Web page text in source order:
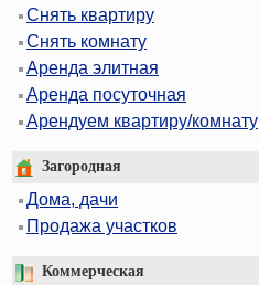
Снять квартиру
Снять комнату
Аренда элитная
Аренда посуточная
Арендуем квартиру/комнату
Загородная
Дома, дачи
Продажа участков
Коммерческая